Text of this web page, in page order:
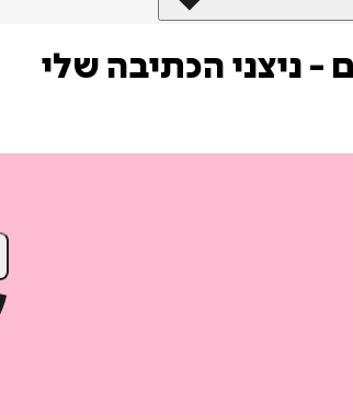
- ניצני הכתיבה שלי